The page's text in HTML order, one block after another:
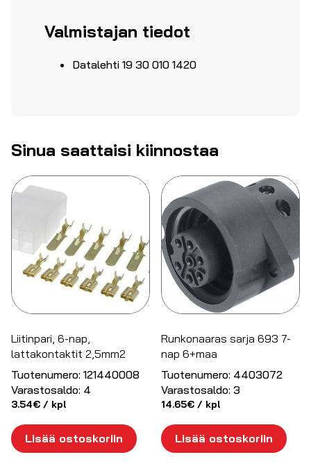
Valmistajan tiedot
Datalehti 19 30 010 1420
Sinua saattaisi kiinnostaa
Liitinpari, 6-nap,
lattakontaktit 2,5mm2
Tuotenumero: 121440008
Varastosaldo: 4
3.54€ / kpl
Lisää ostoskoriin
Runkonaaras sarja 693 7-
nap 6+maa
Tuotenumero: 4403072
Varastosaldo: 3
14.65€ / kpl
Lisää ostoskoriin